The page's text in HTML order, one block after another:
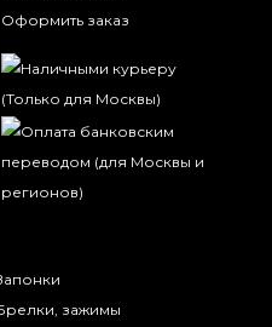
Оформить заказ
зажимы